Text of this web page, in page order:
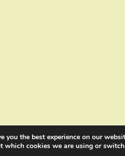
you the best experience on our
which cookies we are using or